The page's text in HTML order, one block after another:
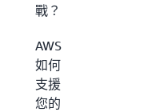
戰？
AWS
如何
支援
您的